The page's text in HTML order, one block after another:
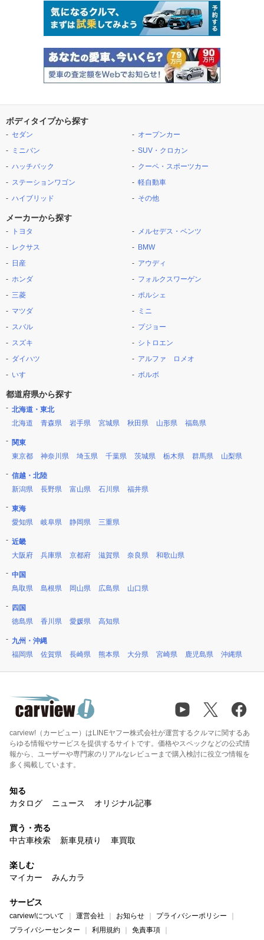
ボディタイプから探す
セダン
ミニバン
ハッチバック
ステーションワゴン
ハイブリッド
オープンカー
SUV・クロカン
クーペ・スポーツカー
軽自動車
その他
メーカーから探す
トヨタ
レクサス
日産
ホンダ
三菱
マツダ
スバル
スズキ
ダイハツ
いすゞ
メルセデス・ベンツ
BMW
アウディ
フォルクスワーゲン
ポルシェ
ミニ
プジョー
シトロエン
アルファ ロメオ
ボルボ
都道府県から探す
北海道・東北
北海道
青森県 岩手県 宮城県 秋田県 山形県 福島県
関東
東京都
神奈川県 埼玉県 千葉県 茨城県 栃木県 群馬県 山梨県
信越・北陸
新潟県
長野県 富山県 石川県 福井県
東海
愛知県
岐阜県 静岡県 三重県
近畿
大阪府
兵庫県 京都府 滋賀県 奈良県 和歌山県
中国
鳥取県
島根県 岡山県 広島県 山口県
四国
徳島県
香川県 愛媛県 高知県
九州・沖縄
福岡県
佐賀県 長崎県 熊本県 大分県 宮崎県 鹿児島県 沖縄県
carview!（カービュー）はLINEヤフー株式会社が運営するクルマに関するあ
らゆる情報やサービスを提供するサイトです。価格やスペックなどの公式情
報から、ユーザーや専門家のリアルなレビューまで購入検討に役立つ情報を
多く掲載しています。
知る
カタログ
ニュース オリジナル記事
買う・売る
中古車検索
新車見積り 車買取
楽しむ
マイカー
みんカラ
サービス
carview!について 運営会社 お知らせ
プライバシーポリシー
プライバシーセンター
利用規約 免責事項